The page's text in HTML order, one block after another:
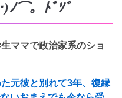
)ﾉ⌒。ﾄﾞｿﾞ
ママで政治家系のショ
元彼と別れて3年、復縁